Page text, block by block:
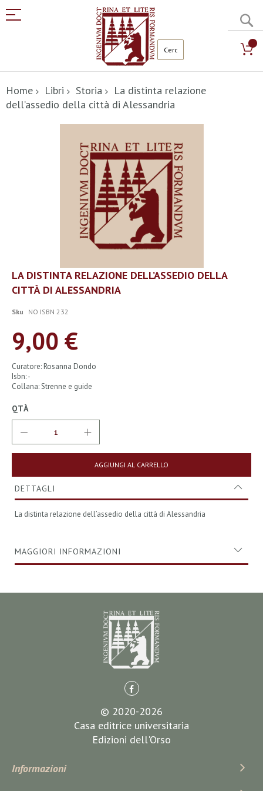
al
contenuto
Home Libri Storia
La distinta relazione
dell’assedio della città di Alessandria
Vai
all'inizio
della
di
LA DISTINTA RELAZIONE DELL’ASSEDIO DELLA
CITTÀ DI ALESSANDRIA
Sku NO ISBN 232
9,00 €
Curatore: Rosanna Dondo
Isbn: -
Collana: Strenne e guide
QTÀ
AGGIUNGI AL CARRELLO
DETTAGLI
La distinta relazione dell’assedio della città di Alessandria
MAGGIORI INFORMAZIONI
© 2020-2026
Casa editrice universitaria
Edizioni dell'Orso
Informazioni